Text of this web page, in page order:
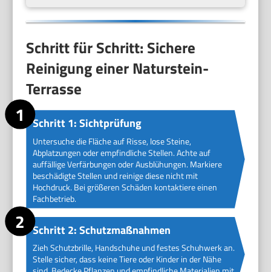
Schritt für Schritt: Sichere
Reinigung einer Naturstein-
Terrasse
Schritt 1: Sichtprüfung
Untersuche die Fläche auf Risse, lose Steine,
Abplatzungen oder empfindliche Stellen. Achte auf
auffällige Verfärbungen oder Ausblühungen. Markiere
beschädigte Stellen und reinige diese nicht mit
Hochdruck. Bei größeren Schäden kontaktiere einen
Fachbetrieb.
Schritt 2: Schutzmaßnahmen
Zieh Schutzbrille, Handschuhe und festes Schuhwerk an.
Stelle sicher, dass keine Tiere oder Kinder in der Nähe